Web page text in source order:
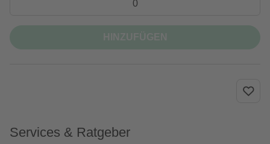
Services & Ratgeber